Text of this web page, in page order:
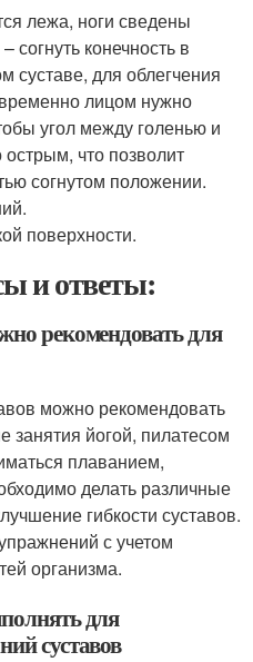
лежа, ноги сведены
согнуть конечность в
суставе, для облегчения
лицом нужно
угол между голенью и
что позволит
согнутом положении.
поверхности.
и ответы:
рекомендовать для
можно рекомендовать
занятия йогой, пилатесом
плаванием,
делать различные
гибкости суставов.
с учетом
организма.
для
суставов